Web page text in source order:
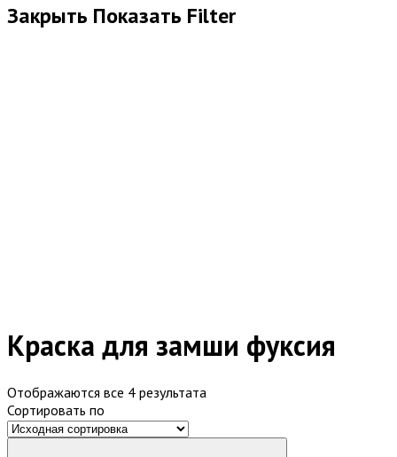
Закрыть Показать Filter
Краска для замши фуксия
Отображаются все 4 результата
Сортировать по